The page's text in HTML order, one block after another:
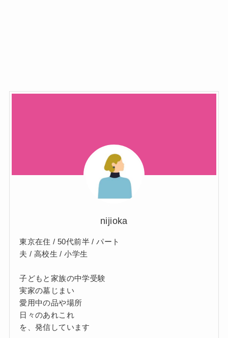
nijioka
東京在住 / 50代前半 / パート
夫 / 高校生 / 小学生
子どもと家族の中学受験
実家の墓じまい
愛用中の品や場所
日々のあれこれ
を、発信しています